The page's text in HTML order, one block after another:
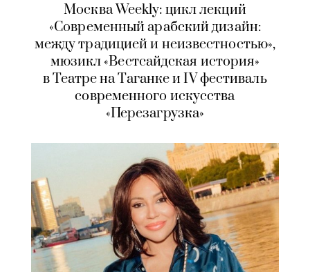
Москва Weekly: цикл лекций
«Современный арабский дизайн:
между традицией и неизвестностью»,
мюзикл «Вестсайдская история»
в Театре на Таганке и IV фестиваль
современного искусства
«Перезагрузка»